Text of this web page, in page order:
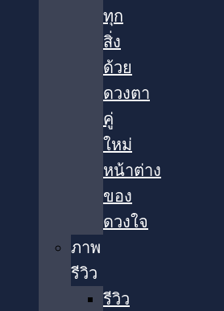
ทุก
สิ่ง
ด้วย
ดวงตา
คู่
ใหม่
หน้าต่าง
ของ
ดวงใจ
ภาพ
รีวิว
รีวิว